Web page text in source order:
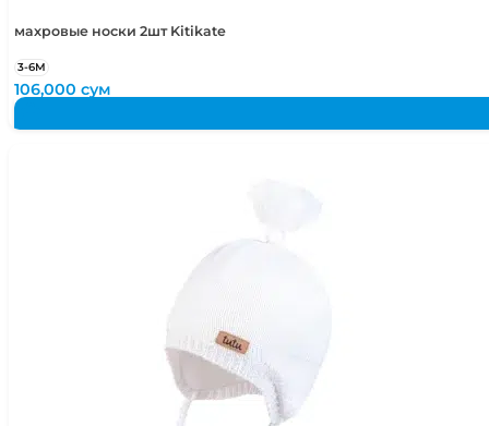
махровые носки 2шт Kitikate
3-6М
106,000сум